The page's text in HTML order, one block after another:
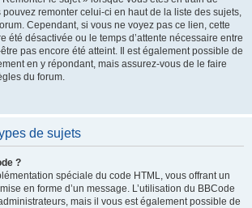
remonter celui-ci en haut de la liste des sujets,
Cependant, si vous ne voyez pas ce lien, cette
été désactivée ou le temps d’attente nécessaire entre
pas encore été atteint. Il est également possible de
en y répondant, mais assurez-vous de le faire
du forum.
de sujets
?
spéciale du code HTML, vous offrant un
en forme d’un message. L’utilisation du BBCode
mais il vous est également possible de